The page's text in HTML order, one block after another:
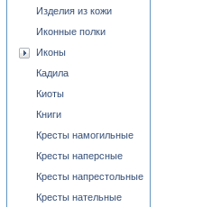
Изделия из кожи
Иконные полки
Иконы
Кадила
Киоты
Книги
Кресты намогильные
Кресты наперсные
Кресты напрестольные
Кресты нательные